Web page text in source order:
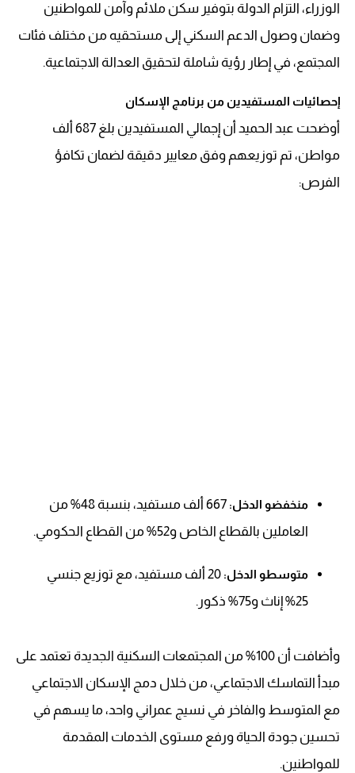
الوزراء، التزام الدولة بتوفير سكن ملائم وآمن للمواطنين
وضمان وصول الدعم السكني إلى مستحقيه من مختلف فئات
المجتمع، في إطار رؤية شاملة لتحقيق العدالة الاجتماعية.
إحصائيات المستفيدين من برنامج الإسكان
أوضحت عبد الحميد أن إجمالي المستفيدين بلغ 687 ألف
مواطن، تم توزيعهم وفق معايير دقيقة لضمان تكافؤ
الفرص:
منخفضو الدخل:
667 ألف مستفيد، بنسبة 48% من
العاملين بالقطاع الخاص و52% من القطاع الحكومي.
متوسطو الدخل:
20 ألف مستفيد، مع توزيع جنسي
25% إناث و75% ذكور.
وأضافت أن 100% من المجتمعات السكنية الجديدة تعتمد على
مبدأ التماسك الاجتماعي، من خلال دمج الإسكان الاجتماعي
مع المتوسط والفاخر في نسيج عمراني واحد، ما يسهم في
تحسين جودة الحياة ورفع مستوى الخدمات المقدمة
للمواطنين.